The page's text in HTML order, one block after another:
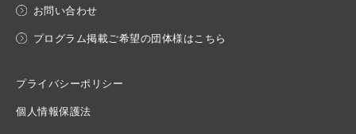
お問い合わせ
プログラム掲載ご希望の団体様はこちら
プライバシーポリシー
個人情報保護法